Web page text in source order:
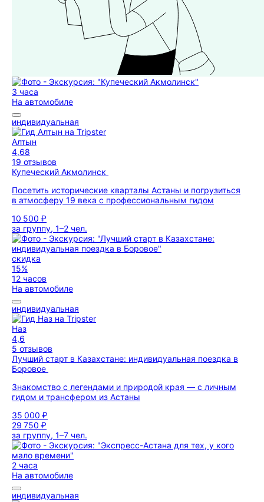
3 часа
На автомобиле
индивидуальная
Алтын
4,68
19 отзывов
Купеческий Акмолинск
Посетить исторические кварталы Астаны и погрузиться
в атмосферу 19 века с профессиональным гидом
10 500 ₽
за группу, 1–2 чел.
скидка
15%
12 часов
На автомобиле
индивидуальная
Наз
4,6
5 отзывов
Лучший старт в Казахстане: индивидуальная поездка в
Боровое
Знакомство с легендами и природой края — с личным
гидом и трансфером из Астаны
35 000 ₽
29 750 ₽
за группу, 1–7 чел.
2 часа
На автомобиле
индивидуальная